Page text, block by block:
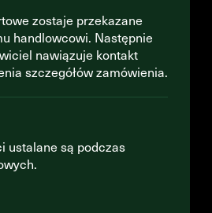
zostaje przekazane
handlowcowi. Następnie
nawiązuje kontakt
szczegółów zamówienia.
ustalane są podczas